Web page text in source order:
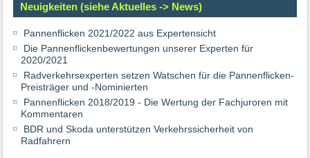
Neuigkeiten (siehe Aktuelles -> News)
Pannenflicken 2021/2022 aus Expertensicht
Die Pannenflickenbewertungen unserer Experten für
2020/2021
Radverkehrsexperten setzen Watschen für die Pannenflicken-
Preisträger und -Nominierten
Pannenflicken 2018/2019 - Die Wertung der Fachjuroren mit
Kommentaren
BDR und Skoda unterstützen Verkehrssicherheit von
Radfahrern